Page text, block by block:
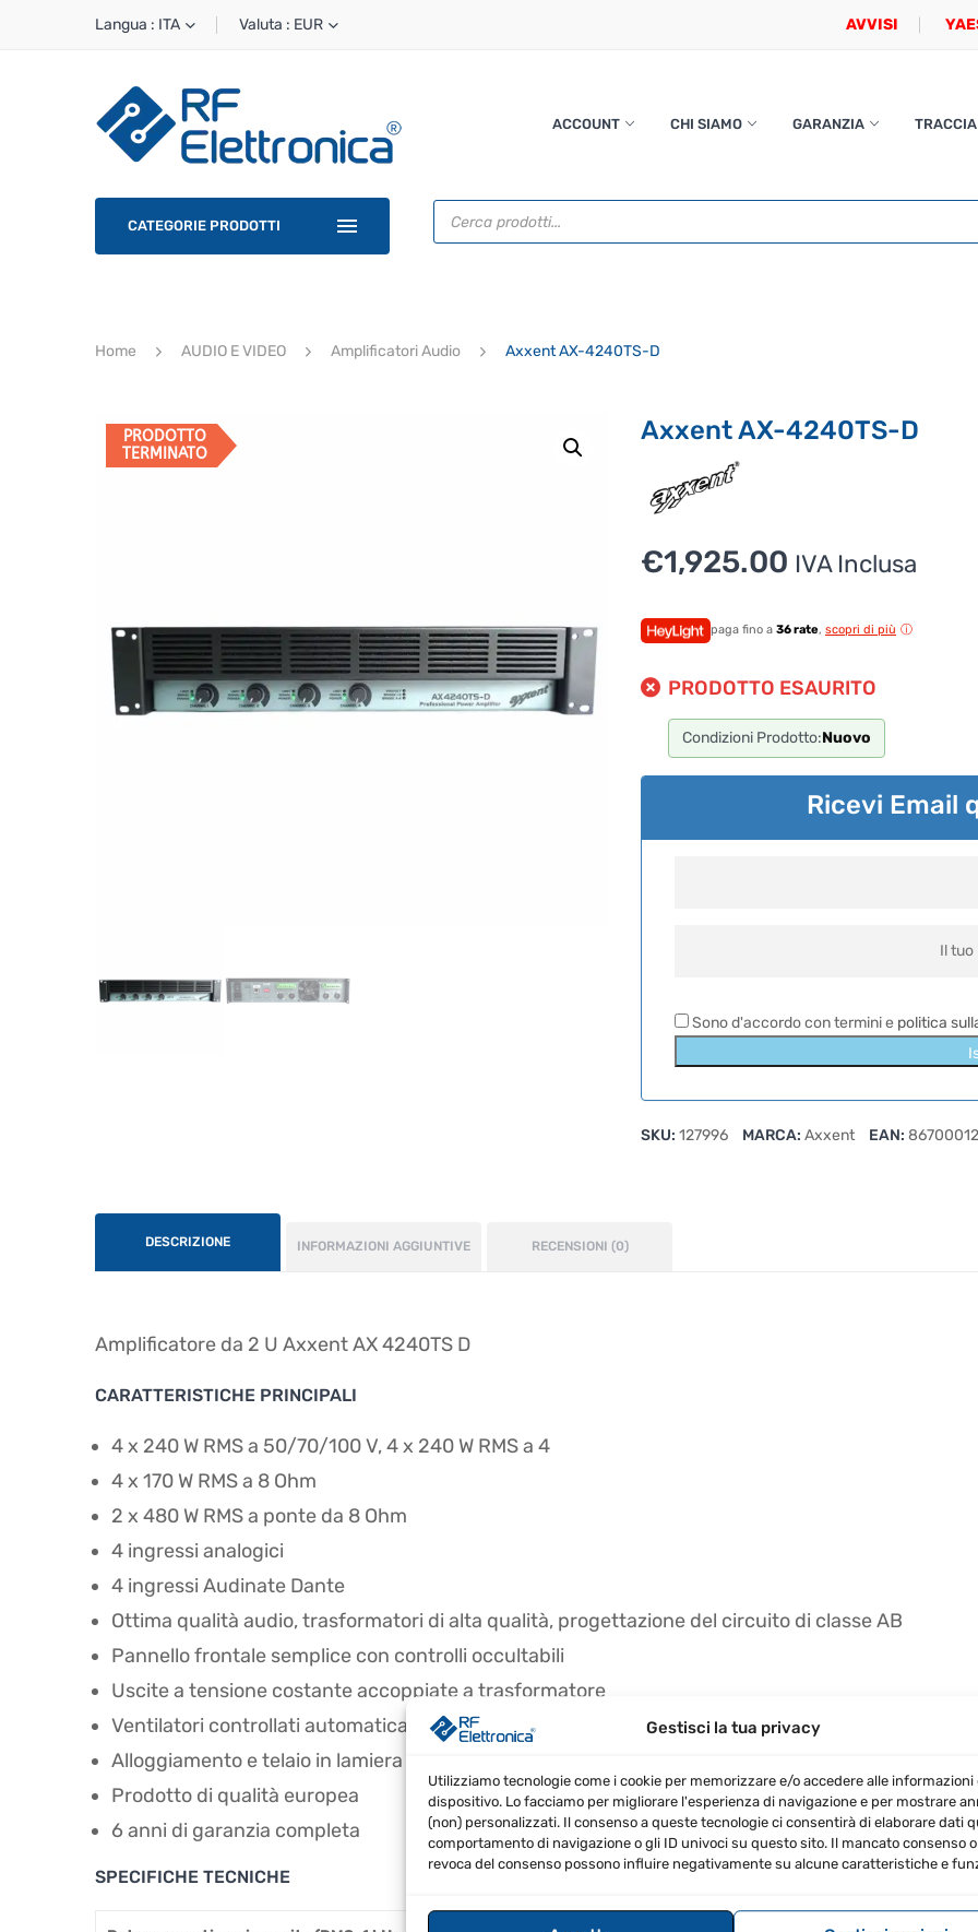
Gestisci la tua privacy
Utilizziamo tecnologie come i cookie per memorizzare e/o accedere alle informazioni
dispositivo. Lo facciamo per migliorare l'esperienza di navigazione e per mostrare
(non) personalizzati. Il consenso a queste tecnologie ci consentirà di elaborare dati
comportamento di navigazione o gli ID univoci su questo sito. Il mancato consenso
revoca del consenso possono influire negativamente su alcune caratteristiche e
Langua : ITA Valuta : EUR AVVISI
ACCOUNT CHI SIAMO GARANZIA
CATEGORIE PRODOTTI
Ricerca
prodotti
Home AUDIO E VIDEO Amplificatori Audio Axxent AX-4240TS-D
PRODOTTO
TERMINATO
Axxent AX-4240TS-D
€1,925.00 IVA Inclusa
paga fino a 36 rate, scopri di più
PRODOTTO ESAURITO
Condizioni Prodotto:Nuovo
Ricevi Email
Sono d'accordo con termini e politica
SKU: 127996 MARCA: Axxent EAN:
DESCRIZIONE INFORMAZIONI AGGIUNTIVE RECENSIONI (0)
Amplificatore da 2 U Axxent AX 4240TS D
CARATTERISTICHE PRINCIPALI
4 x 240 W RMS a 50/70/100 V, 4 x 240 W RMS a 4
4 x 170 W RMS a 8 Ohm
2 x 480 W RMS a ponte da 8 Ohm
4 ingressi analogici
4 ingressi Audinate Dante
Ottima qualità audio, trasformatori di alta qualità, progettazione del circuito di classe AB
Pannello frontale semplice con controlli occultabili
Uscite a tensione costante accoppiate a trasformatore
Ventilatori controllati automaticamente
Alloggiamento e telaio in lamiera d'acciaio robusta
Prodotto di qualità europea
6 anni di garanzia completa
SPECIFICHE TECNICHE